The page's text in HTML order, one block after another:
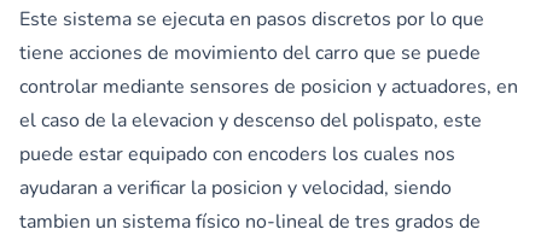
Este sistema se ejecuta en pasos discretos por lo que
tiene acciones de movimiento del carro que se puede
controlar mediante sensores de posicion y actuadores, en
el caso de la elevacion y descenso del polispato, este
puede estar equipado con encoders los cuales nos
ayudaran a verificar la posicion y velocidad, siendo
tambien un sistema físico no-lineal de tres grados de